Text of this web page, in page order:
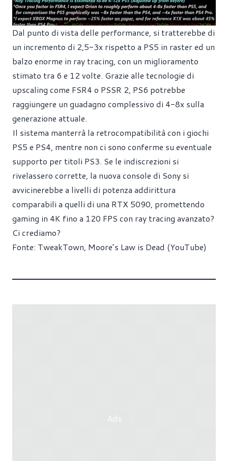
Dal punto di vista delle performance, si tratterebbe di
un incremento di 2,5-3x rispetto a PS5 in raster ed un
balzo enorme in ray tracing, con un miglioramento
stimato tra 6 e 12 volte. Grazie alle tecnologie di
upscaling come FSR4 o PSSR 2, PS6 potrebbe
raggiungere un guadagno complessivo di 4-8x sulla
generazione attuale.
Il sistema manterrà la retrocompatibilità con i giochi
PS5 e PS4, mentre non ci sono conferme su eventuale
supporto per titoli PS3. Se le indiscrezioni si
rivelassero corrette, la nuova console di Sony si
avvicinerebbe a livelli di potenza addirittura
comparabili a quelli di una RTX 5090, promettendo
gaming in 4K fino a 120 FPS con ray tracing avanzato?
Ci crediamo?
Fonte: TweakTown Moore’s Law is Dead (YouTube)